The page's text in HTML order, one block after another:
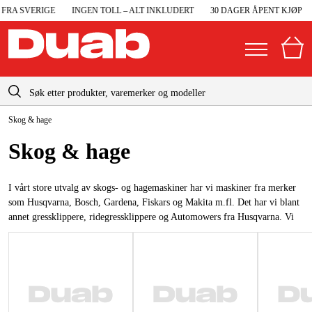
SVERIGE INGEN TOLL – ALT INKLUDERT 30 DAGER ÅPENT KJØP
Norge
Sverige
Danmark
Suomi
Maskiner og verktøy
Garasje og verksted
Maskintilbehør og forbruksvarer
info@duab.no
Skog & hage
Skog & hage
I vårt store utvalg av skogs- og hagemaskiner har vi maskiner fra merker
som Husqvarna, Bosch, Gardena, Fiskars og Makita m.fl. Det har vi blant
annet gressklippere, ridegressklippere og Automowers fra Husqvarna. Vi
har en rekke ulike modeller av motorsager, ryddesager, gresstrimmere,